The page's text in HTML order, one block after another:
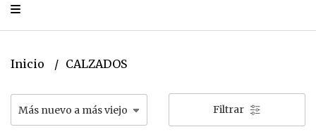
Inicio CALZADOS
Filtrar